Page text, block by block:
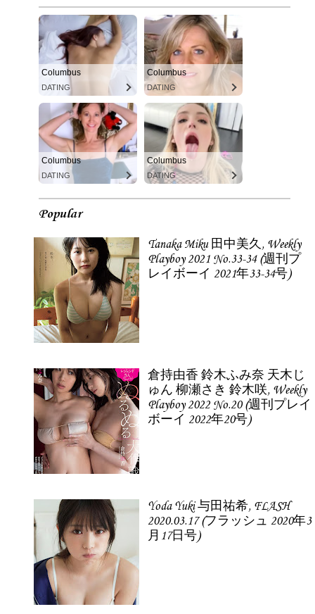
Columbus
DATING
Columbus
DATING
Columbus
DATING
Columbus
DATING
Popular
Tanaka Miku 田中美久, Weekly
Playboy 2021 No.33-34 (週刊プ
レイボーイ 2021年33-34号)
倉持由香 鈴木ふみ奈 天木じ
ゅん 柳瀬さき 鈴木咲, Weekly
Playboy 2022 No.20 (週刊プレイ
ボーイ 2022年20号)
Yoda Yuki 与田祐希, FLASH
2020.03.17 (フラッシュ 2020年3
月17日号)